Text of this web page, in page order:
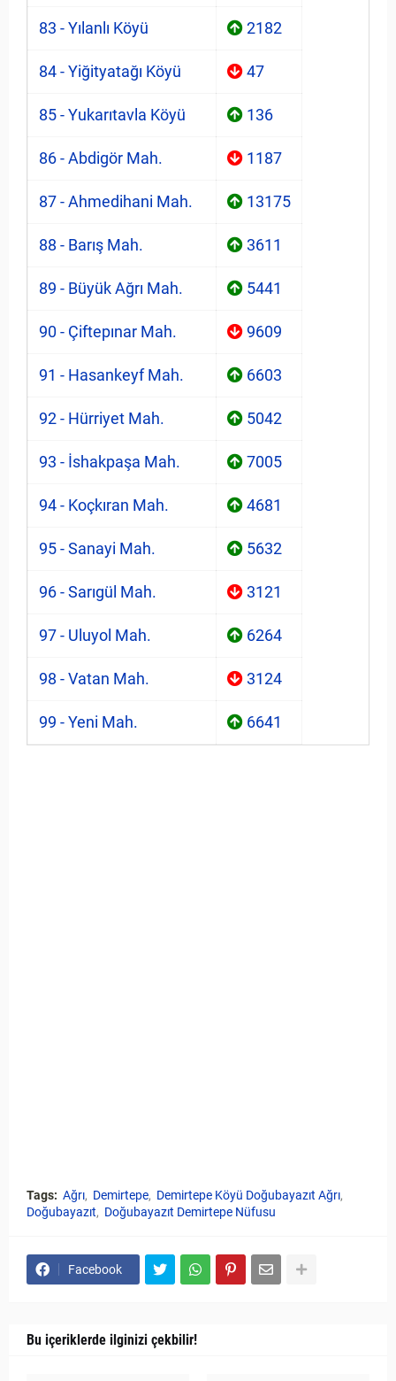
83 - Yılanlı Köyü 2182
84 - Yiğityatağı Köyü 47
85 - Yukarıtavla Köyü 136
86 - Abdigör Mah. 1187
87 - Ahmedihani Mah. 13175
88 - Barış Mah. 3611
89 - Büyük Ağrı Mah. 5441
90 - Çiftepınar Mah. 9609
91 - Hasankeyf Mah. 6603
92 - Hürriyet Mah. 5042
93 - İshakpaşa Mah. 7005
94 - Koçkıran Mah. 4681
95 - Sanayi Mah. 5632
96 - Sarıgül Mah. 3121
97 - Uluyol Mah. 6264
98 - Vatan Mah. 3124
99 - Yeni Mah. 6641
Tags: Ağrı Demirtepe
Demirtepe Köyü Doğubayazıt Ağrı
Doğubayazıt
Doğubayazıt Demirtepe Nüfusu
Facebook
Bu içeriklerde ilginizi çekbilir!